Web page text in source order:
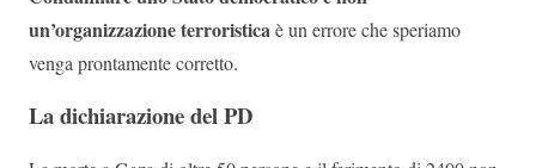
un’organizzazione terroristicaè un errore che speriamo
venga prontamente corretto.
La dichiarazione del PD